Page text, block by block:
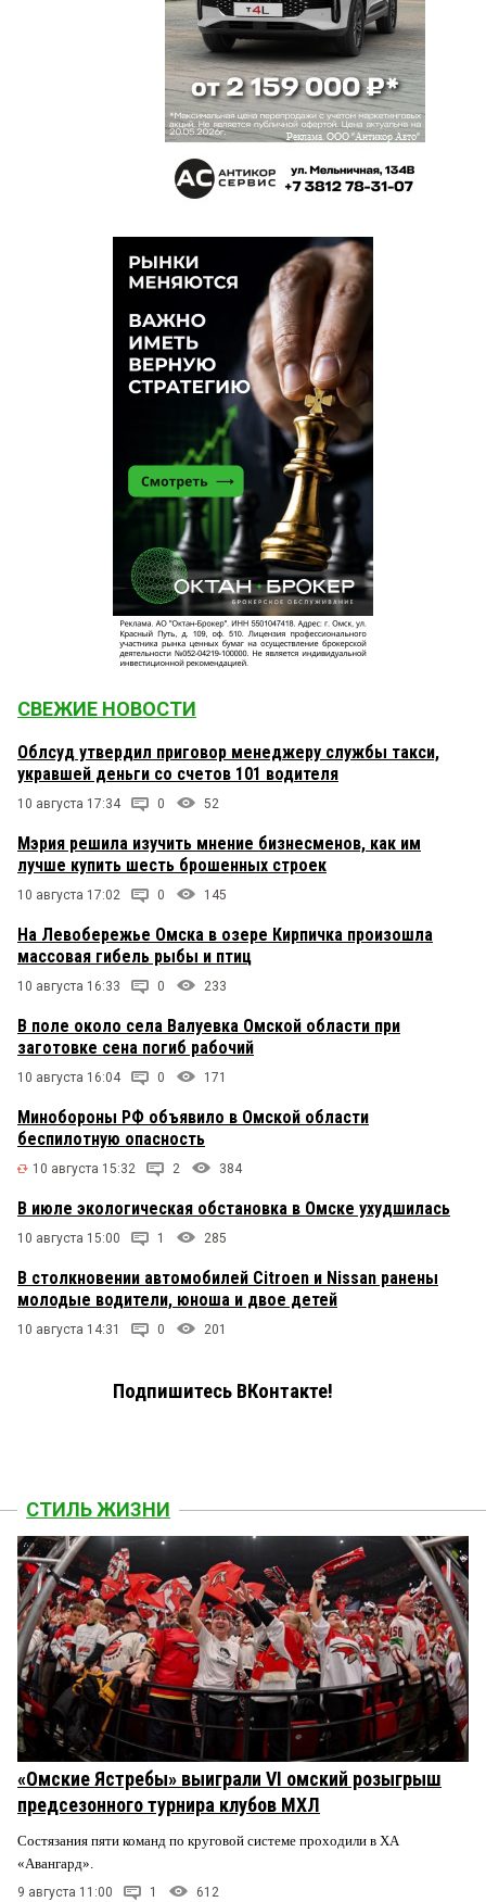
СВЕЖИЕ НОВОСТИ
Облсуд утвердил приговор менеджеру службы такси,
укравшей деньги со счетов 101 водителя
10 августа 17:34 0 52
Мэрия решила изучить мнение бизнесменов, как им
лучше купить шесть брошенных строек
10 августа 17:02 0 145
На Левобережье Омска в озере Кирпичка произошла
массовая гибель рыбы и птиц
10 августа 16:33 0 233
В поле около села Валуевка Омской области при
заготовке сена погиб рабочий
10 августа 16:04 0 171
Минобороны РФ объявило в Омской области
беспилотную опасность
10 августа 15:32 2 384
В июле экологическая обстановка в Омске ухудшилась
10 августа 15:00 1 285
В столкновении автомобилей Citroen и Nissan ранены
молодые водители, юноша и двое детей
10 августа 14:31 0 201
Подпишитесь ВКонтакте!
СТИЛЬ ЖИЗНИ
«Омские Ястребы» выиграли VI омский розыгрыш
предсезонного турнира клубов МХЛ
Состязания пяти команд по круговой системе проходили в ХА
«Авангард».
9 августа 11:00 1 612